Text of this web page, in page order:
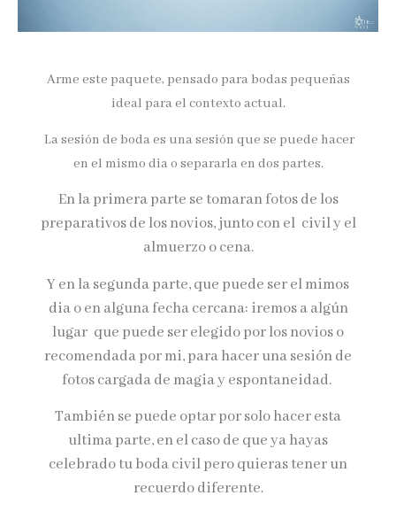
Arme este paquete, pensado para bodas pequeñas
ideal para el contexto actual.
La sesión de boda es una sesión que se puede hacer
en el mismo dia o separarla en dos partes.
En la primera parte se tomaran fotos de los
preparativos de los novios, junto con el civil y el
almuerzo o cena.
Y en la segunda parte, que puede ser el mimos
dia o en alguna fecha cercana: iremos a algún
lugar que puede ser elegido por los novios o
recomendada por mi, para hacer una sesión de
fotos cargada de magia y espontaneidad.
También se puede optar por solo hacer esta
ultima parte, en el caso de que ya hayas
celebrado tu boda civil pero quieras tener un
recuerdo diferente.